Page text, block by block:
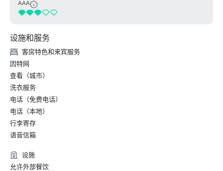
AAA
设施和服务
客房特色和来宾服务
因特网
查看（城市）
洗衣服务
电话（免费电话）
电话（本地）
行李寄存
语音信箱
设施
允许外部餐饮